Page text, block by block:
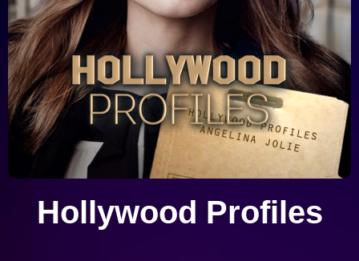
Hollywood Profiles